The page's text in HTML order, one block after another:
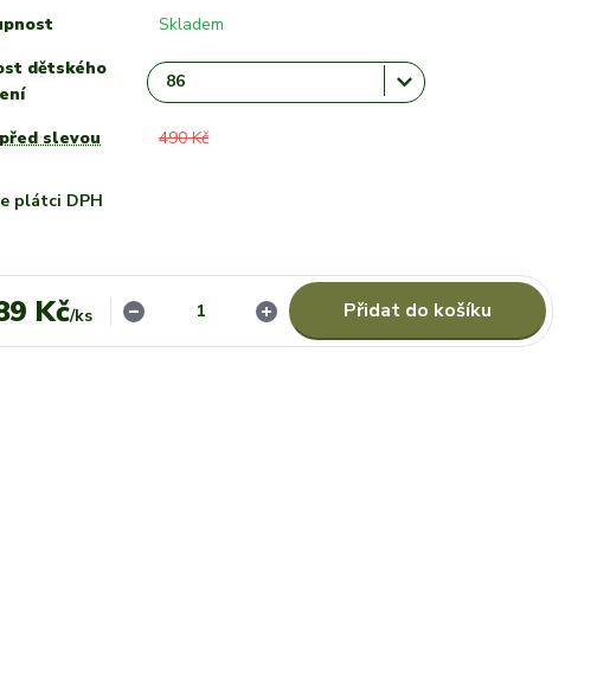
Skladem
dětského
slevou
490 Kč
plátci DPH
Kč/ks Přidat do košíku